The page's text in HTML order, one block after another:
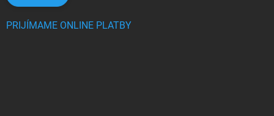
PRIJÍMAME ONLINE PLATBY